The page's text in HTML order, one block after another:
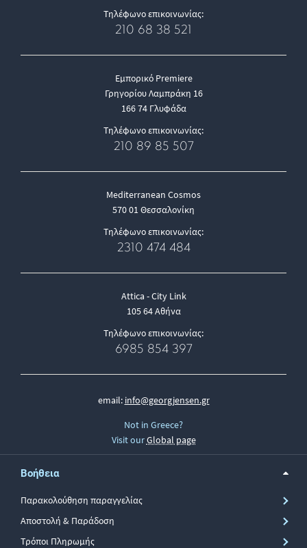
Τηλέφωνο επικοινωνίας:
210 68 38 521
Εμπορικό Premiere
Γρηγορίου Λαμπράκη 16
166 74 Γλυφάδα
Τηλέφωνο επικοινωνίας:
210 89 85 507
Mediterranean Cosmos
570 01 Θεσσαλονίκη
Τηλέφωνο επικοινωνίας:
2310 474 484
Attica - City Link
105 64 Αθήνα
Τηλέφωνο επικοινωνίας:
6985 854 397
email: info@georgjensen.gr
Not in Greece?
Visit ourGlobal page
Βοήθεια
Παρακολούθηση παραγγελίας
Αποστολή & Παράδοση
Τρόποι Πληρωμής